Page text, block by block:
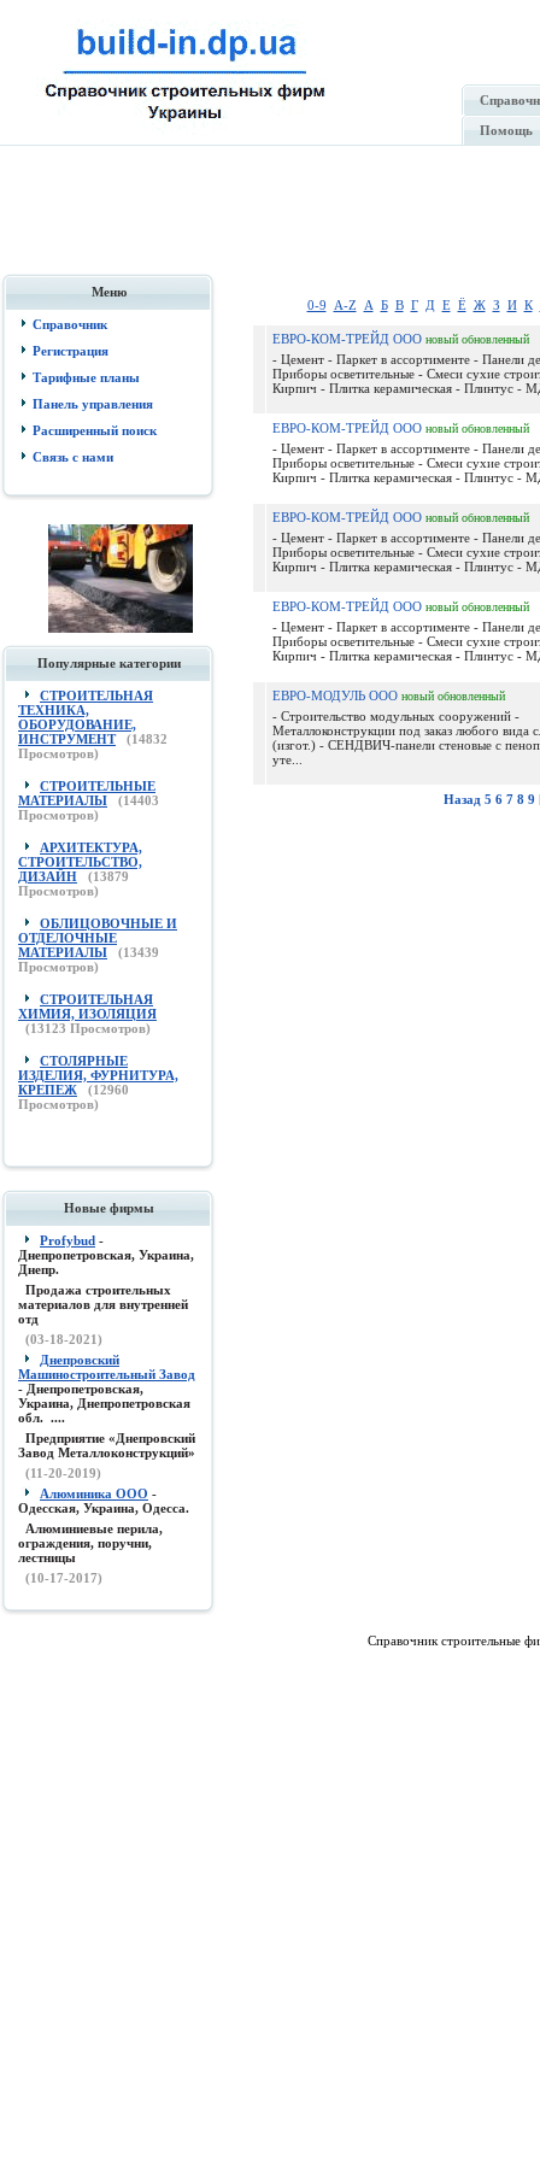
Помощь
Меню
Справочник
Регистрация
Тарифные планы
Панель управления
Расширенный поиск
Связь с нами
Популярные категории
СТРОИТЕЛЬНАЯ
ТЕХНИКА,
ОБОРУДОВАНИЕ,
ИНСТРУМЕНТ
(14832
Просмотров)
СТРОИТЕЛЬНЫЕ
МАТЕРИАЛЫ
(14403
Просмотров)
АРХИТЕКТУРА,
СТРОИТЕЛЬСТВО,
ДИЗАЙН
(13879
Просмотров)
ОБЛИЦОВОЧНЫЕ И
ОТДЕЛОЧНЫЕ
МАТЕРИАЛЫ
(13439
Просмотров)
СТРОИТЕЛЬНАЯ
ХИМИЯ, ИЗОЛЯЦИЯ
(13123 Просмотров)
СТОЛЯРНЫЕ
ИЗДЕЛИЯ, ФУРНИТУРА,
КРЕПЕЖ
(12960
Просмотров)
Новые фирмы
Profybud -
Днепропетровская, Украина,
Днепр.
Продажа строительных
материалов для внутренней
отд
(03-18-2021)
Днепровский
Машиностроительный Завод
- Днепропетровская,
Украина, Днепропетровская
обл. ....
Предприятие «Днепровский
Завод Металлоконструкций»
(11-20-2019)
Алюминика ООО -
Одесская, Украина, Одесса.
Алюминиевые перила,
ограждения, поручни,
лестницы
(10-17-2017)
0-9 A-Z А Б В Г Д Е Ё Ж З И К
ЕВРО-КОМ-ТРЕЙД ООО новый обновленный
- Цемент - Паркет в ассортименте - Панели
Приборы осветительные - Смеси сухие
Кирпич - Плитка керамическая - Плинтус -
ЕВРО-КОМ-ТРЕЙД ООО новый обновленный
- Цемент - Паркет в ассортименте - Панели
Приборы осветительные - Смеси сухие
Кирпич - Плитка керамическая - Плинтус -
ЕВРО-КОМ-ТРЕЙД ООО новый обновленный
- Цемент - Паркет в ассортименте - Панели
Приборы осветительные - Смеси сухие
Кирпич - Плитка керамическая - Плинтус -
ЕВРО-КОМ-ТРЕЙД ООО новый обновленный
- Цемент - Паркет в ассортименте - Панели
Приборы осветительные - Смеси сухие
Кирпич - Плитка керамическая - Плинтус -
ЕВРО-МОДУЛЬ ООО новый обновленный
- Строительство модульных сооружений -
Металлоконструкции под заказ любого вида
(изгот.) - СЕНДВИЧ-панели стеновые с
уте...
Назад 5 6 7 8 9
Справочник строительные